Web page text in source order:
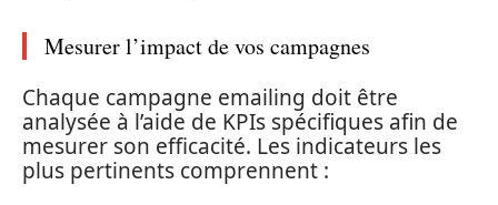
Mesurer l’impact de vos campagnes
Chaque campagne emailing doit être
analysée à l’aide de KPIs spécifiques afin de
mesurer son efficacité. Les indicateurs les
plus pertinents comprennent :